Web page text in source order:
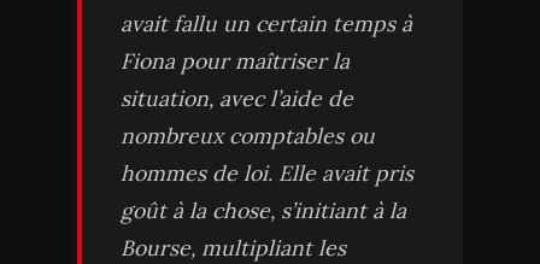
avait fallu un certain temps à
Fiona pour maîtriser la
situation, avec l’aide de
nombreux comptables ou
hommes de loi. Elle avait pris
goût à la chose, s’initiant à la
Bourse, multipliant les